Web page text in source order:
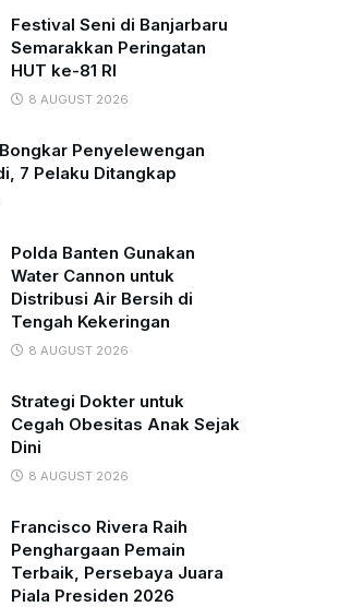
Festival Seni di Banjarbaru
Semarakkan Peringatan
HUT ke-81 RI
8 AUGUST 2026
Penyelewengan
7 Pelaku Ditangkap
Polda Banten Gunakan
Water Cannon untuk
Distribusi Air Bersih di
Tengah Kekeringan
8 AUGUST 2026
Strategi Dokter untuk
Cegah Obesitas Anak Sejak
Dini
8 AUGUST 2026
Francisco Rivera Raih
Penghargaan Pemain
Terbaik, Persebaya Juara
Piala Presiden 2026